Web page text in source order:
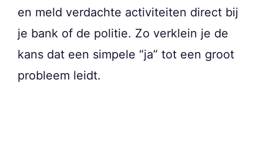
en meld verdachte activiteiten direct bij
je bank of de politie. Zo verklein je de
kans dat een simpele “ja” tot een groot
probleem leidt.